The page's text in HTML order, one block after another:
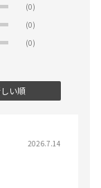
(0)
(0)
(0)
い順
2026.7.14